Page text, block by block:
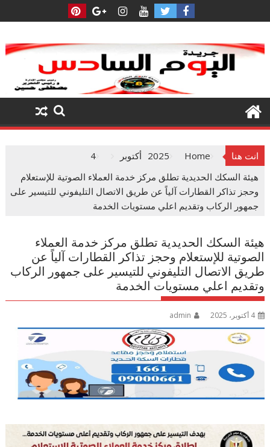
to
انت هنا Home
2025 أكتوبر
4
هيئة السكك الحديدية تطلق مركز خدمة العملاء الصوتية للإستعلام
وحجز تذاكر القطارات آلياً عن طريق الاتصال التليفوني للتيسير على
جمهور الركاب وتقديم اعلي مستويات الخدمة
هيئة السكك الحديدية تطلق مركز خدمة العملاء
الصوتية للإستعلام وحجز تذاكر القطارات آلياً عن
طريق الاتصال التليفوني للتيسير على جمهور الركاب
وتقديم اعلي مستويات الخدمة
4 أكتوبر، 2025 admin